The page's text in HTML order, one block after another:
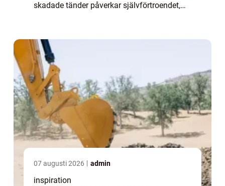
skadade tänder påverkar självförtroendet,
sko...
07 augusti 2026 admin
inspiration